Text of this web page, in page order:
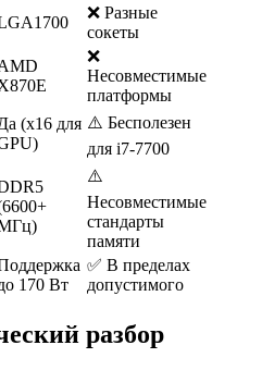
❌ Разные
сокеты
❌
Несовместимые
платформы
(x16 для ⚠️ Бесполезен
для i7-7700
⚠️
Несовместимые
стандарты
памяти
170 Вт
✅ В пределах
допустимого
разбор